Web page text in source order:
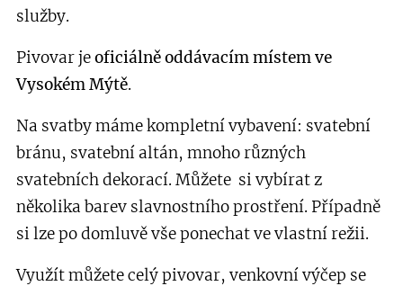
služby.
Pivovar jeoficiálně oddávacím místem ve
Vysokém Mýtě.
Na svatby máme kompletní vybavení: svatební
bránu, svatební altán, mnoho různých
svatebních dekorací. Můžete si vybírat z
několika barev slavnostního prostření. Případně
si lze po domluvě vše ponechat ve vlastní režii.
Využít můžete celý pivovar, venkovní výčep se